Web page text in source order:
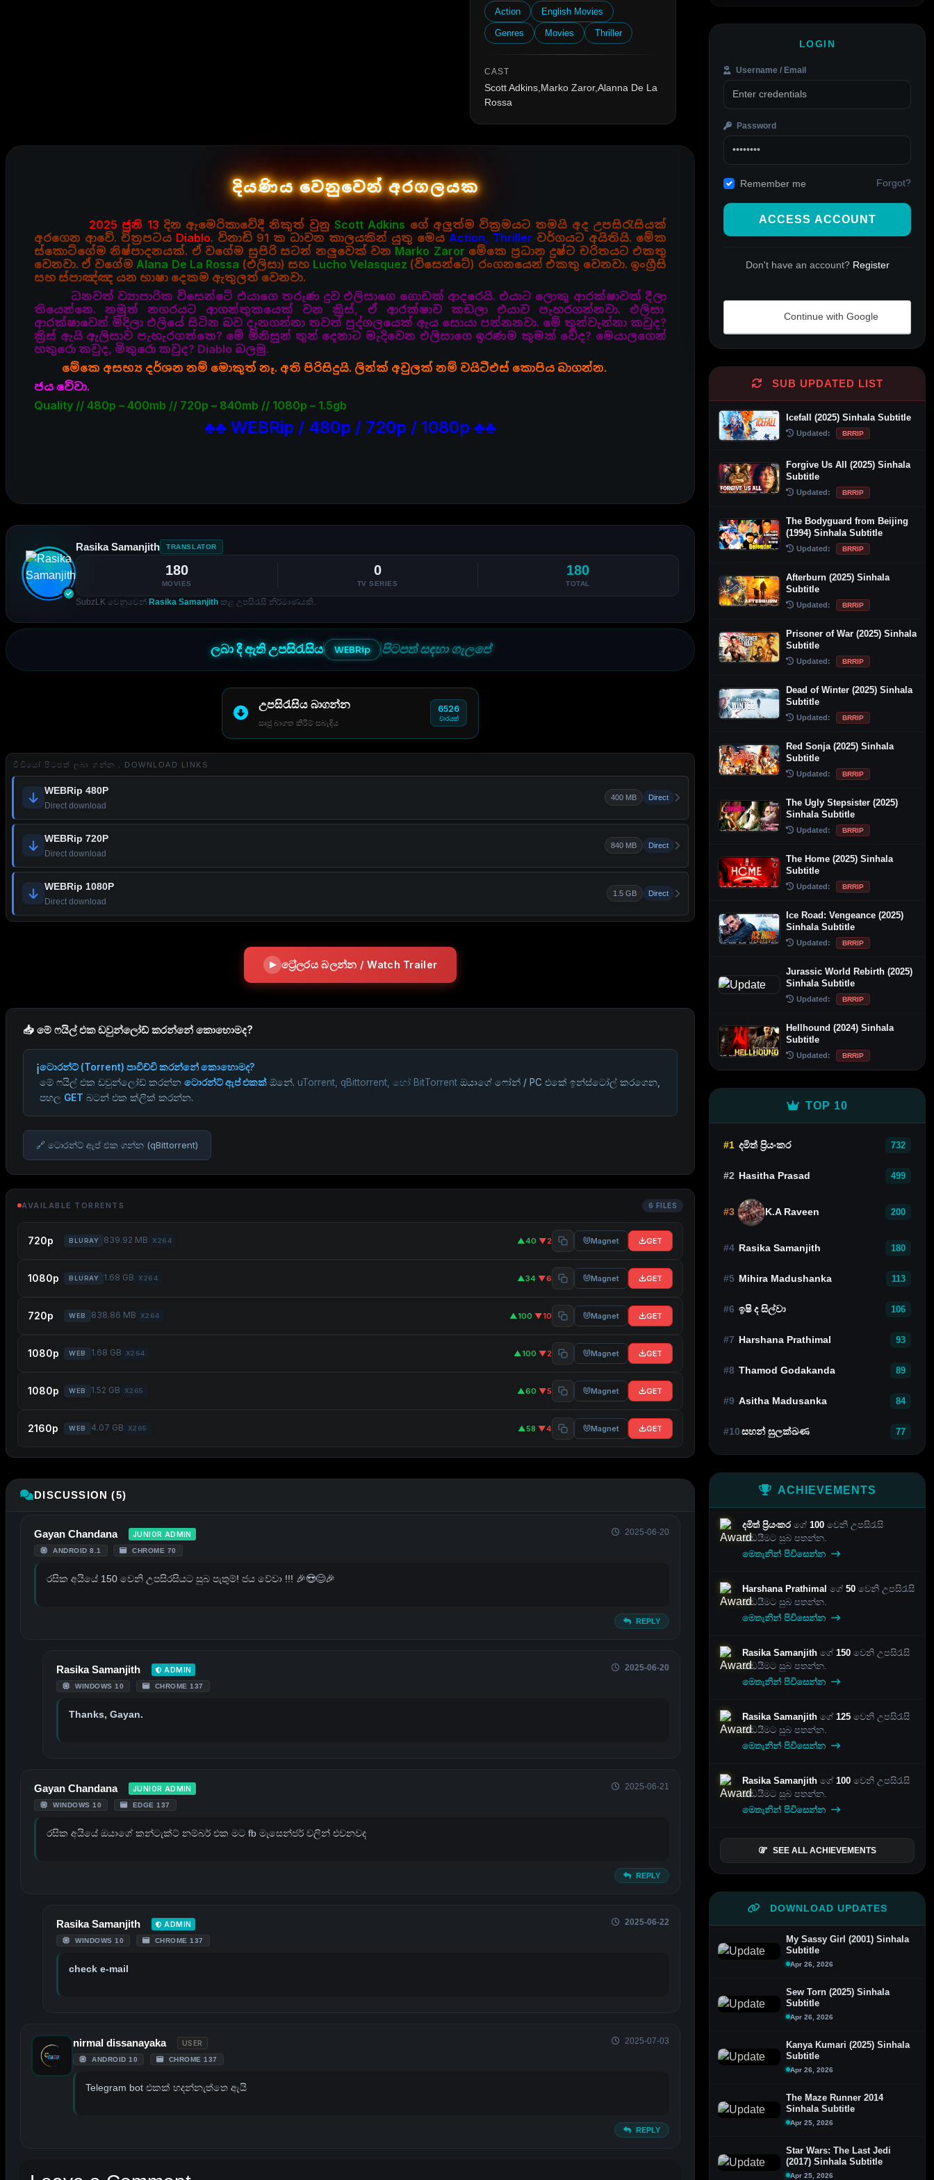
Action English Movies
Genres Movies Thriller
CAST
Scott Adkins,Marko Zaror,Alanna De La
Rossa
දියණිය වෙනුවෙන් අරගලයක
2025 ජුනි 13 දින ඇමෙරිකාවේදී නිකුත් වුනුScott Adkins ගේ අලුත්ම වික්‍රමයට තමයි අද උපසිරැසියක්
අරගෙන ආවේ. චිත්‍රපටය Diablo. විනාඩි 91 ක ධාවන කාලයකින් යුතු මෙය Action, Thriller වර්ගයට අයිතියි. මේක
ස්කොට්ගේම නිෂ්පාදනයක්. ඒ වගේම සුපිරි සටන් නලුවෙක් වන Marko Zaror මේකෙ ප්‍රධාන දුෂ්ට චරිතයට එකතු
වෙනවා. ඒ වගේම Alana De La Rossa (එලිසා) සහ Lucho Velasquez (විසෙන්ටේ) රංගනයෙන් එකතු වෙනවා. ඉංග්‍රීසි
සහ ස්පාඤ්ඤ යන භාෂා දෙකම ඇතුලත් වෙනවා.
ධනවත් ව්‍යාපාරික විසෙන්ටේ එයාගෙ තරුණ දුව එලිසාගෙ ගොඩක් ආදරෙයි. එයාට ලොකු ආරක්ෂාවක් දීලා
තියෙන්නෙ. නමුත් නගරයට ආගන්තුකයෙක් වන ක්‍රිස්, ඒ ආරක්ෂාව කඩලා එයාව පැහරගන්නවා. එලිසා
ආරක්ෂාවෙන් මිදිලා එලියේ සිටින බව දැනගන්නා තවත් පුද්ගලයෙක් ඇය සොයා පන්නනවා. මේ තුන්වැන්නා කවුද?
ක්‍රිස් ඇයි ඇලිසාව පැහැරගත්තෙ? මේ මිනිසුන් තුන් දෙනාට මැදිවෙන එලිසාගෙ ඉරණම කුමක් වේද? මෙයාලගෙන්
හතුරො කවුද, මිතුරො කවුද? Diablo බලමු.
මේකෙ අසභ්‍ය දර්ශන නම් මොකුත් නෑ. අති පිරිසිදුයි. ලින්ක් අවුලක් නම් වයිටීඑස් කොපිය බාගන්න.
ජය වේවා.
Quality // 480p – 400mb // 720p – 840mb // 1080p – 1.5gb
♣♣ WEBRip / 480p / 720p / 1080p ♣♣
Rasika Samanjith TRANSLATOR
180
MOVIES
0
TV SERIES
180
TOTAL
SubzLK වෙනුවෙන් Rasika Samanjith කළ උපසිරැසි නිර්මාණයකි.
ලබා දී ඇති උපසිරැසිය WEBRip පිටපත් සඳහා ගැලපේ
උපසිරැසිය බාගන්න
සෘජු බාගත කිරීම් සබැඳිය
6526
වාරයක්
වීඩියෝ පිටපත් ලබා ගන්න . DOWNLOAD LINKS
WEBRip 480P
Direct download
400 MB Direct
WEBRip 720P
Direct download
840 MB Direct
WEBRip 1080P
Direct download
1.5 GB Direct
ට්‍රේලරය බලන්න / Watch Trailer
📥 මේ ෆයිල් එක ඩවුන්ලෝඩ් කරන්නේ කොහොමද?
ℹ️ටොරන්ට් (Torrent) පාවිච්චි කරන්නේ කොහොමද?
මේ ෆයිල් එක ඩවුන්ලෝඩ් කරන්න ටොරන්ට් ඇප් එකක්ඕනේ. uTorrent, qBittorrent, හෝ BitTorrentඔයාගේ ෆෝන් / PC එකේ ඉන්ස්ටෝල් කරගෙන,
පහල GET බටන් එක ක්ලික් කරන්න.
🔗 ටොරන්ට් ඇප් එක ගන්න (qBittorrent)
AVAILABLE TORRENTS 6 FILES
720p BLURAY 839.92 MB X264 ▲40·▼2 Magnet GET
1080p BLURAY 1.68 GB X264 ▲34·▼6 Magnet GET
720p WEB 838.86 MB X264 ▲100·▼10 Magnet GET
1080p WEB 1.68 GB X264 ▲100·▼2 Magnet GET
1080p WEB 1.52 GB X265 ▲60·▼5 Magnet GET
2160p WEB 4.07 GB X265 ▲58·▼4 Magnet GET
DISCUSSION (5)
Gayan Chandana JUNIOR ADMIN
ANDROID 8.1 CHROME 70
2025-06-20
රසික අයියේ 150 වෙනි උපසිරසියට සුබ පැතුම්! ජය වේවා !!! 🎉️😍😊🎉️
REPLY
Rasika Samanjith ADMIN
WINDOWS 10 CHROME 137
2025-06-20
Thanks, Gayan.
Gayan Chandana JUNIOR ADMIN
WINDOWS 10 EDGE 137
2025-06-21
රසික අයියේ ඔයාගේ කන්ටැක්ට් නම්බර් එක මට fb මැසෙන්ජර් වලින් එවනවද
REPLY
Rasika Samanjith ADMIN
WINDOWS 10 CHROME 137
2025-06-22
check e-mail
nirmal dissanayaka USER
ANDROID 10 CHROME 137
2025-07-03
Telegram bot එකක් හදන්නැත්තෙ ඇයි
REPLY
LOGIN
Username / Email
Password
Remember me Forgot?
ACCESS ACCOUNT
Don't have an account? Register
Continue with Google
SUB UPDATED LIST
Icefall (2025) Sinhala Subtitle
Updated: BRRIP
Forgive Us All (2025) Sinhala
Subtitle
Updated: BRRIP
The Bodyguard from Beijing
(1994) Sinhala Subtitle
Updated: BRRIP
Afterburn (2025) Sinhala
Subtitle
Updated: BRRIP
Prisoner of War (2025) Sinhala
Subtitle
Updated: BRRIP
Dead of Winter (2025) Sinhala
Subtitle
Updated: BRRIP
Red Sonja (2025) Sinhala
Subtitle
Updated: BRRIP
The Ugly Stepsister (2025)
Sinhala Subtitle
Updated: BRRIP
The Home (2025) Sinhala
Subtitle
Updated: BRRIP
Ice Road: Vengeance (2025)
Sinhala Subtitle
Updated: BRRIP
Jurassic World Rebirth (2025)
Sinhala Subtitle
Updated: BRRIP
Hellhound (2024) Sinhala
Subtitle
Updated: BRRIP
TOP 10
#1 දමිත් ප්‍රියංකර 732
#2 Hasitha Prasad 499
#3 K.A Raveen 200
#4 Rasika Samanjith 180
#5 Mihira Madushanka 113
#6 ඉෂි ද සිල්වා 106
#7 Harshana Prathimal 93
#8 Thamod Godakanda 89
#9 Asitha Madusanka 84
#10සහන් සුලක්ඛණ 77
ACHIEVEMENTS
දමිත් ප්‍රියංකර ගේ 100 වෙනි උපසිරැසි
කඩයීමට සුබ පතන්න.
මෙතැනින් පිවිසෙන්න
Harshana Prathimal ගේ 50 වෙනි උපසිරැසි
කඩයීමට සුබ පතන්න.
මෙතැනින් පිවිසෙන්න
Rasika Samanjith ගේ 150 වෙනි උපසිරැසි
කඩයීමට සුබ පතන්න.
මෙතැනින් පිවිසෙන්න
Rasika Samanjith ගේ 125 වෙනි උපසිරැසි
කඩයීමට සුබ පතන්න.
මෙතැනින් පිවිසෙන්න
Rasika Samanjith ගේ 100 වෙනි උපසිරැසි
කඩයීමට සුබ පතන්න.
මෙතැනින් පිවිසෙන්න
SEE ALL ACHIEVEMENTS
DOWNLOAD UPDATES
My Sassy Girl (2001) Sinhala
Subtitle
Apr 26, 2026
Sew Torn (2025) Sinhala
Subtitle
Apr 26, 2026
Kanya Kumari (2025) Sinhala
Subtitle
Apr 26, 2026
The Maze Runner 2014
Sinhala Subtitle
Apr 25, 2026
Star Wars: The Last Jedi
(2017) Sinhala Subtitle
Apr 25, 2026